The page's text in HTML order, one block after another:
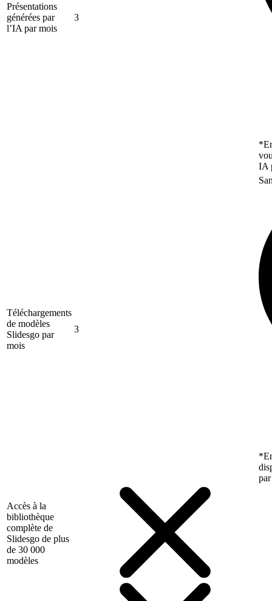
Présentations
générées par
l’IA par mois
3
IA
Téléchargements
de modèles
Slidesgo par
mois
3
Accès à la
bibliothèque
complète de
Slidesgo de plus
de 30 000
modèles